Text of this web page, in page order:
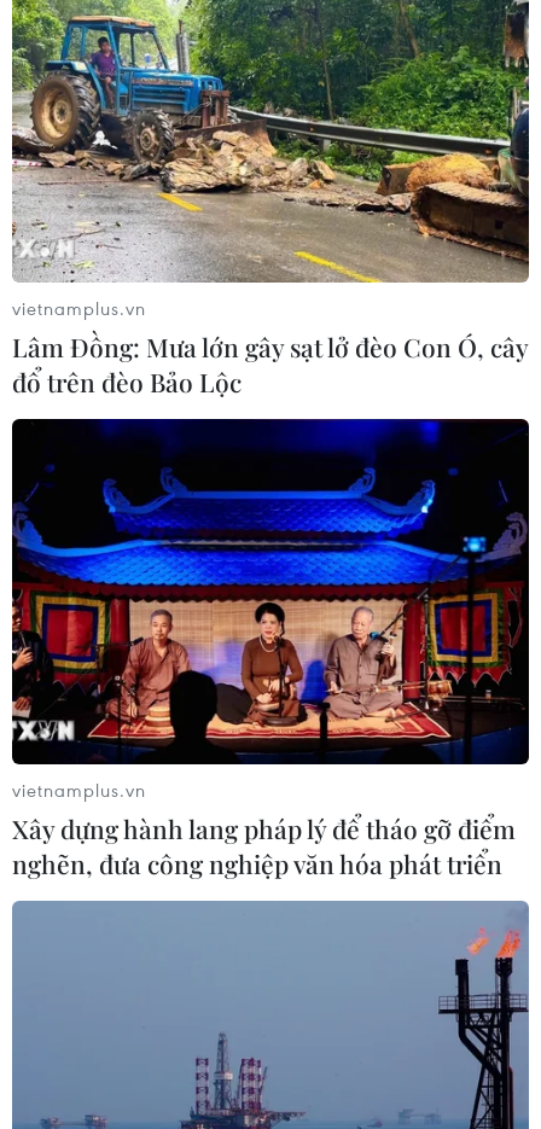
vietnamplus.vn
Lâm Đồng: Mưa lớn gây sạt lở đèo Con Ó, cây
đổ trên đèo Bảo Lộc
vietnamplus.vn
Xây dựng hành lang pháp lý để tháo gỡ điểm
nghẽn, đưa công nghiệp văn hóa phát triển